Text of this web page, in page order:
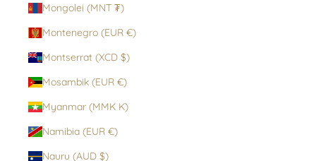
Mongolei (MNT ₮)
Montenegro (EUR €)
Montserrat (XCD $)
Mosambik (EUR €)
Myanmar (MMK K)
Namibia (EUR €)
Nauru (AUD $)